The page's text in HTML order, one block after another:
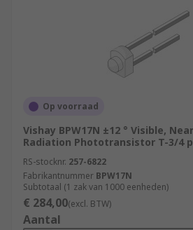
Op voorraad
Vishay BPW17N ±12 ° Visible,
Radiation Phototransistor T-3/4
RS-stocknr. 257-6822
Fabrikantnummer BPW17N
Subtotaal (1 zak van 1000 eenheden)
€ 284,00(excl. BTW)
Aantal